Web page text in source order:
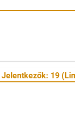
Jelentkezők: 19